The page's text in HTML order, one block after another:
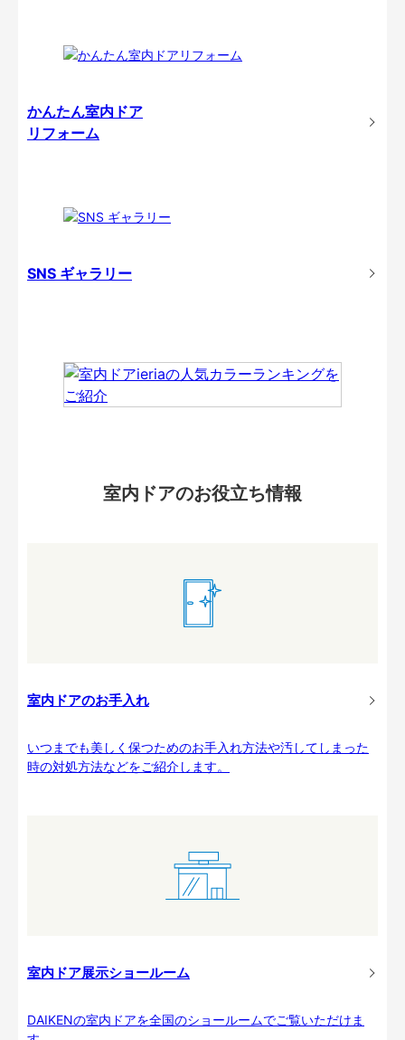
かんたん室内ドア
リフォーム
SNS ギャラリー
室内ドアのお役立ち情報
室内ドアのお手入れ
いつまでも美しく保つためのお手入れ方法や汚してしまった
時の対処方法などをご紹介します。
室内ドア展示ショールーム
DAIKENの室内ドアを全国のショールームでご覧いただけま